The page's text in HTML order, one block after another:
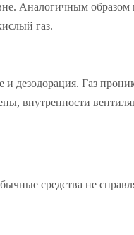
Аналогичным образом
газ.
и дезодорация. Газ
внутренности
средства не